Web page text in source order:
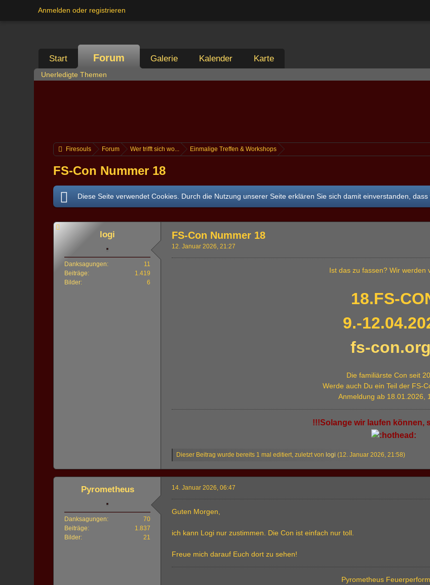
Anmelden oder registrieren
Start Forum Galerie Kalender Karte
Unerledigte Themen
Firesouls Forum Wer trifft sich wo... Einmalige Treffen & Workshops
FS-Con Nummer 18
Diese Seite verwendet Cookies. Durch die Nutzung unserer Seite erklären Sie sich damit einverstanden,
logi
Danksagungen
11
Beiträge
1.419
Bilder
6
FS-Con Nummer 18
12. Januar 2026, 21:27
Ist das zu fassen? Wir werden
18.FS-
9.-
fs-con.org
Die familiärste Con seit
Werde auch Du ein Teil der FS-
Anmeldung ab 18.01.2026,
!!!Solange wir laufen können,
Dieser Beitrag wurde bereits 1 mal editiert, zuletzt vonlogi (12. Januar 2026, 21:58)
Pyrometheus
Danksagungen
70
Beiträge
1.837
Bilder
21
14. Januar 2026, 06:47
Guten Morgen,
ich kann Logi nur zustimmen. Die Con ist einfach nur toll.
Freue mich darauf Euch dort zu sehen!
Pyrometheus